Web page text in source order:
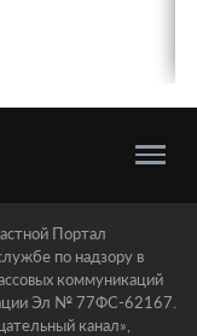
Портал
по надзору в
коммуникаций
Эл № 77ФС-62167.
канал»,